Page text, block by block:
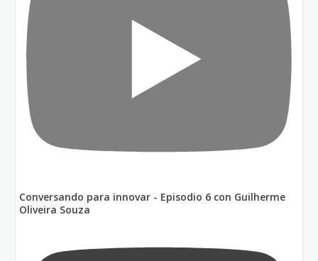
Conversando para innovar - Episodio 6 con Guilherme
Oliveira Souza